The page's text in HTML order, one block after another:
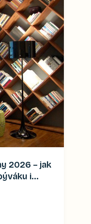
2026 – jak
i